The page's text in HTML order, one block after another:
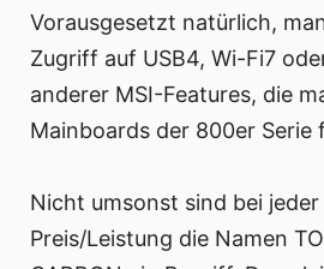
Vorausgesetzt natürlich,
Zugriff auf USB4, Wi-Fi7
anderer MSI-Features, die
Mainboards der 800er Serie
Nicht umsonst sind bei
Preis/Leistung die Namen